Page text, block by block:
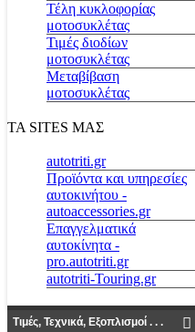
Τέλη κυκλοφορίας
μοτοσυκλέτας
Τιμές διοδίων
μοτοσυκλέτας
Μεταβίβαση
μοτοσυκλέτας
ΤΑ SITES ΜΑΣ
autotriti.gr
Προϊόντα και υπηρεσίες
αυτοκινήτου -
autoaccessories.gr
Επαγγελματικά
αυτοκίνητα -
pro.autotriti.gr
autotriti-Touring.gr